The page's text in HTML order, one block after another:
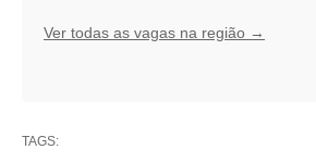
Ver todas as vagas na região →
TAGS: